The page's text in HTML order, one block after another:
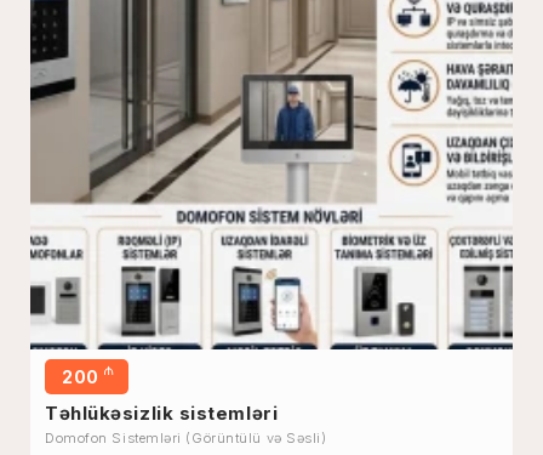
200 ₼
Təhlükəsizlik sistemləri
Domofon Sistemləri (Görüntülü və Səsli)